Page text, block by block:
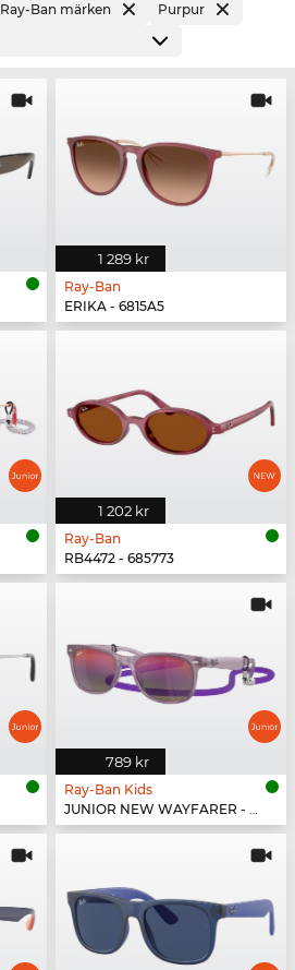
Ban märken Purpur
1 289 kr
Ray-Ban
ERIKA - 6815A5
1 202 kr
Ray-Ban
RB4472 - 685773
789 kr
Ray-Ban Kids
JUNIOR NEW WAYFARER - 7147B1